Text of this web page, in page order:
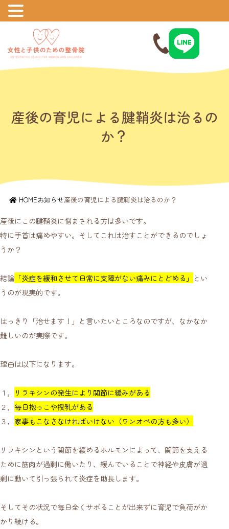
産後の育児による腱鞘炎は治るの
か？
HOMEお知らせ産後の育児による腱鞘炎は治るのか？
産後にこの腱鞘炎に悩まされる方は多いです。
特に手首は痛めやすい。そしてこれは治すことができるのでしょ
うか？
結論 「炎症を緩和させて日常に支障がない痛みにとどめる」 とい
うのが現実的です。
はっきり「治せます！」と言いたいところなのですが、なかなか
難しいのが実際です。
理由は以下になります。
１，
リラキシンの発生により関節に緩みがある
２， 毎日抱っこや授乳がある
３， 家事もこなさなければいけない（ワンオペの方も多い）
リラキシンという関節を緩めるホルモンによって、関節を支える
ために筋肉が過剰に働いたり、緩んでいることで神経や皮膚が過
剰に動いて引っ張られて炎症を助長します。
そしてその状況で毎日全くサボることが出来ずに育児で負荷がか
かり続ける。